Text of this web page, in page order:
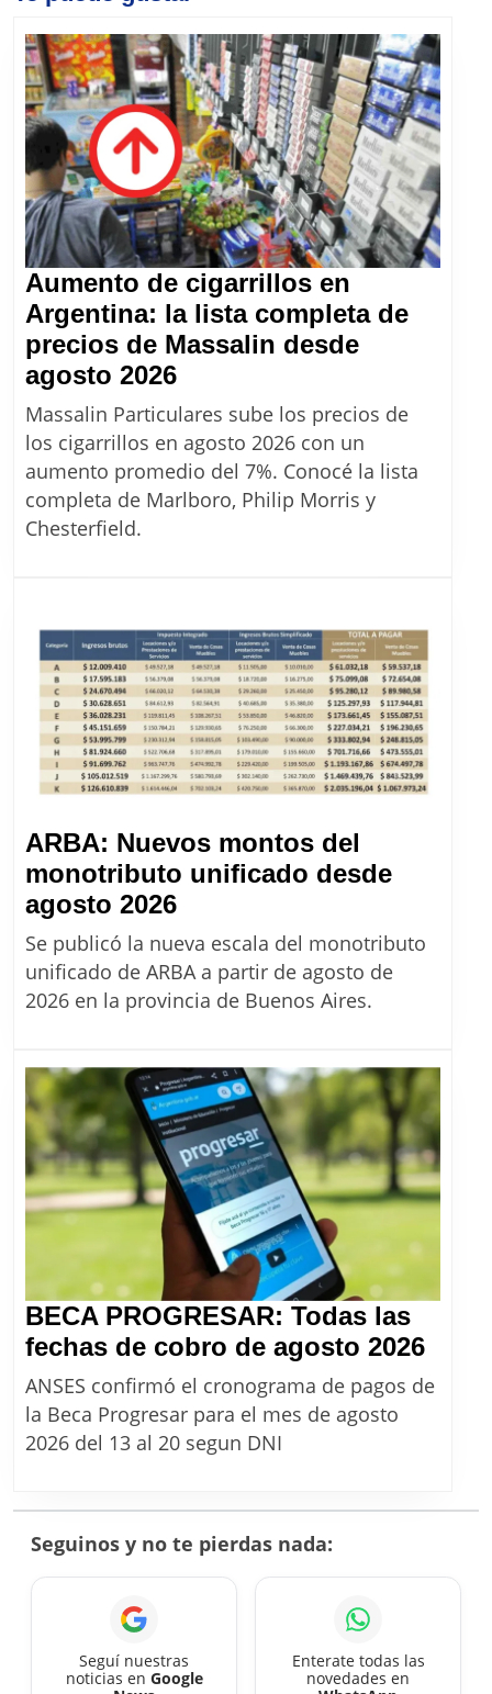
Aumento de cigarrillos en
Argentina: la lista completa de
precios de Massalin desde
agosto 2026Aumento
de
cigarrillos
en
Argentina:
precios
de
Massalin
desde
agosto
2026
Massalin Particulares sube los precios de
los cigarrillos en agosto 2026 con un
aumento promedio del 7%. Conocé la lista
completa de Marlboro, Philip Morris y
Chesterfield.
ARBA: Nuevos montos del
monotributo unificado desde
agosto 2026ARBA:
Nuevos
montos
del
desde
agosto
2026
Se publicó la nueva escala del monotributo
unificado de ARBA a partir de agosto de
2026 en la provincia de Buenos Aires.
BECA PROGRESAR: Todas las
fechas de cobro de agosto 2026
ANSES confirmó el cronograma de pagos de
la Beca Progresar para el mes de agosto
2026 del 13 al 20 segun DNI
Seguinos y no te pierdas nada:
Seguí nuestras
noticias en Google
Enterate todas las
novedades en